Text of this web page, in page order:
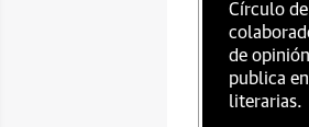
Círculo
de
publica
literarias.